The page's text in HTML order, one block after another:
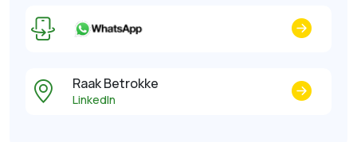
Raak Betrokke
LinkedIn